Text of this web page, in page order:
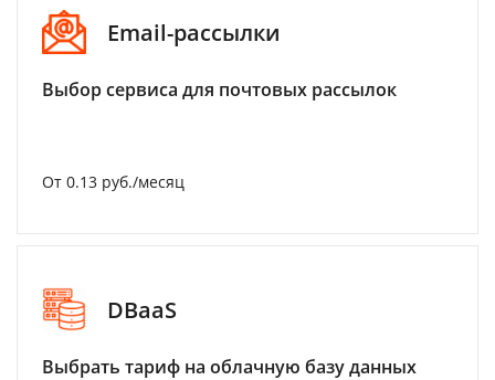
Email-рассылки
Выбор сервиса для почтовых рассылок
От 0.13 руб./месяц
DBaaS
Выбрать тариф на облачную базу данных